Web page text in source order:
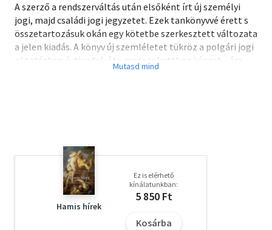
A szerző a rendszerváltás után elsőként írt új személyi
jogi, majd családi jogi jegyzetet. Ezek tankönyvvé érett s
összetartozásuk okán egy kötetbe szerkesztett változata
a jelen kiadás. A könyv új szemléletet tükröz a polgári jogi
oktatásban évtizedek óta megszokotthoz képest - ám
kiindulva tárgyalja a tankönyv a jogi személy kérdését is.
Hamis hírek
Ez is elérhető
kínálatunkban:
5 850 Ft
Kosárba